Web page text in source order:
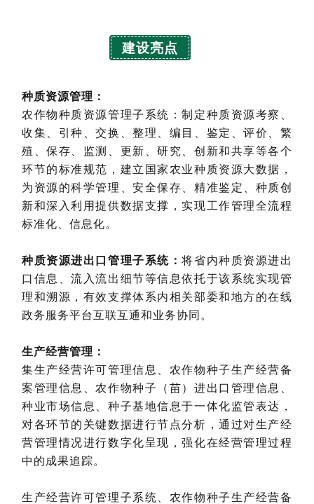
建设亮点
种质资源管理：
农作物种质资源管理子系统：制定种质资源考察、
收集、引种、交换、整理、编目、鉴定、评价、繁
殖、保存、监测、更新、研究、创新和共享等各个
环节的标准规范，建立国家农业种质资源大数据，
为资源的科学管理、安全保存、精准鉴定、种质创
新和深入利用提供数据支撑，实现工作管理全流程
标准化、信息化。
种质资源进出口管理子系统：将省内种质资源进出
口信息、流入流出细节等信息依托于该系统实现管
理和溯源，有效支撑体系内相关部委和地方的在线
政务服务平台互联互通和业务协同。
生产经营管理：
集生产经营许可管理信息、农作物种子生产经营备
案管理信息、农作物种子（苗）进出口管理信息、
种业市场信息、种子基地信息于一体化监管表达，
对各环节的关键数据进行节点分析，通过对生产经
营管理情况进行数字化呈现，强化在经营管理过程
中的成果追踪。
生产经营许可管理子系统、农作物种子生产经营备